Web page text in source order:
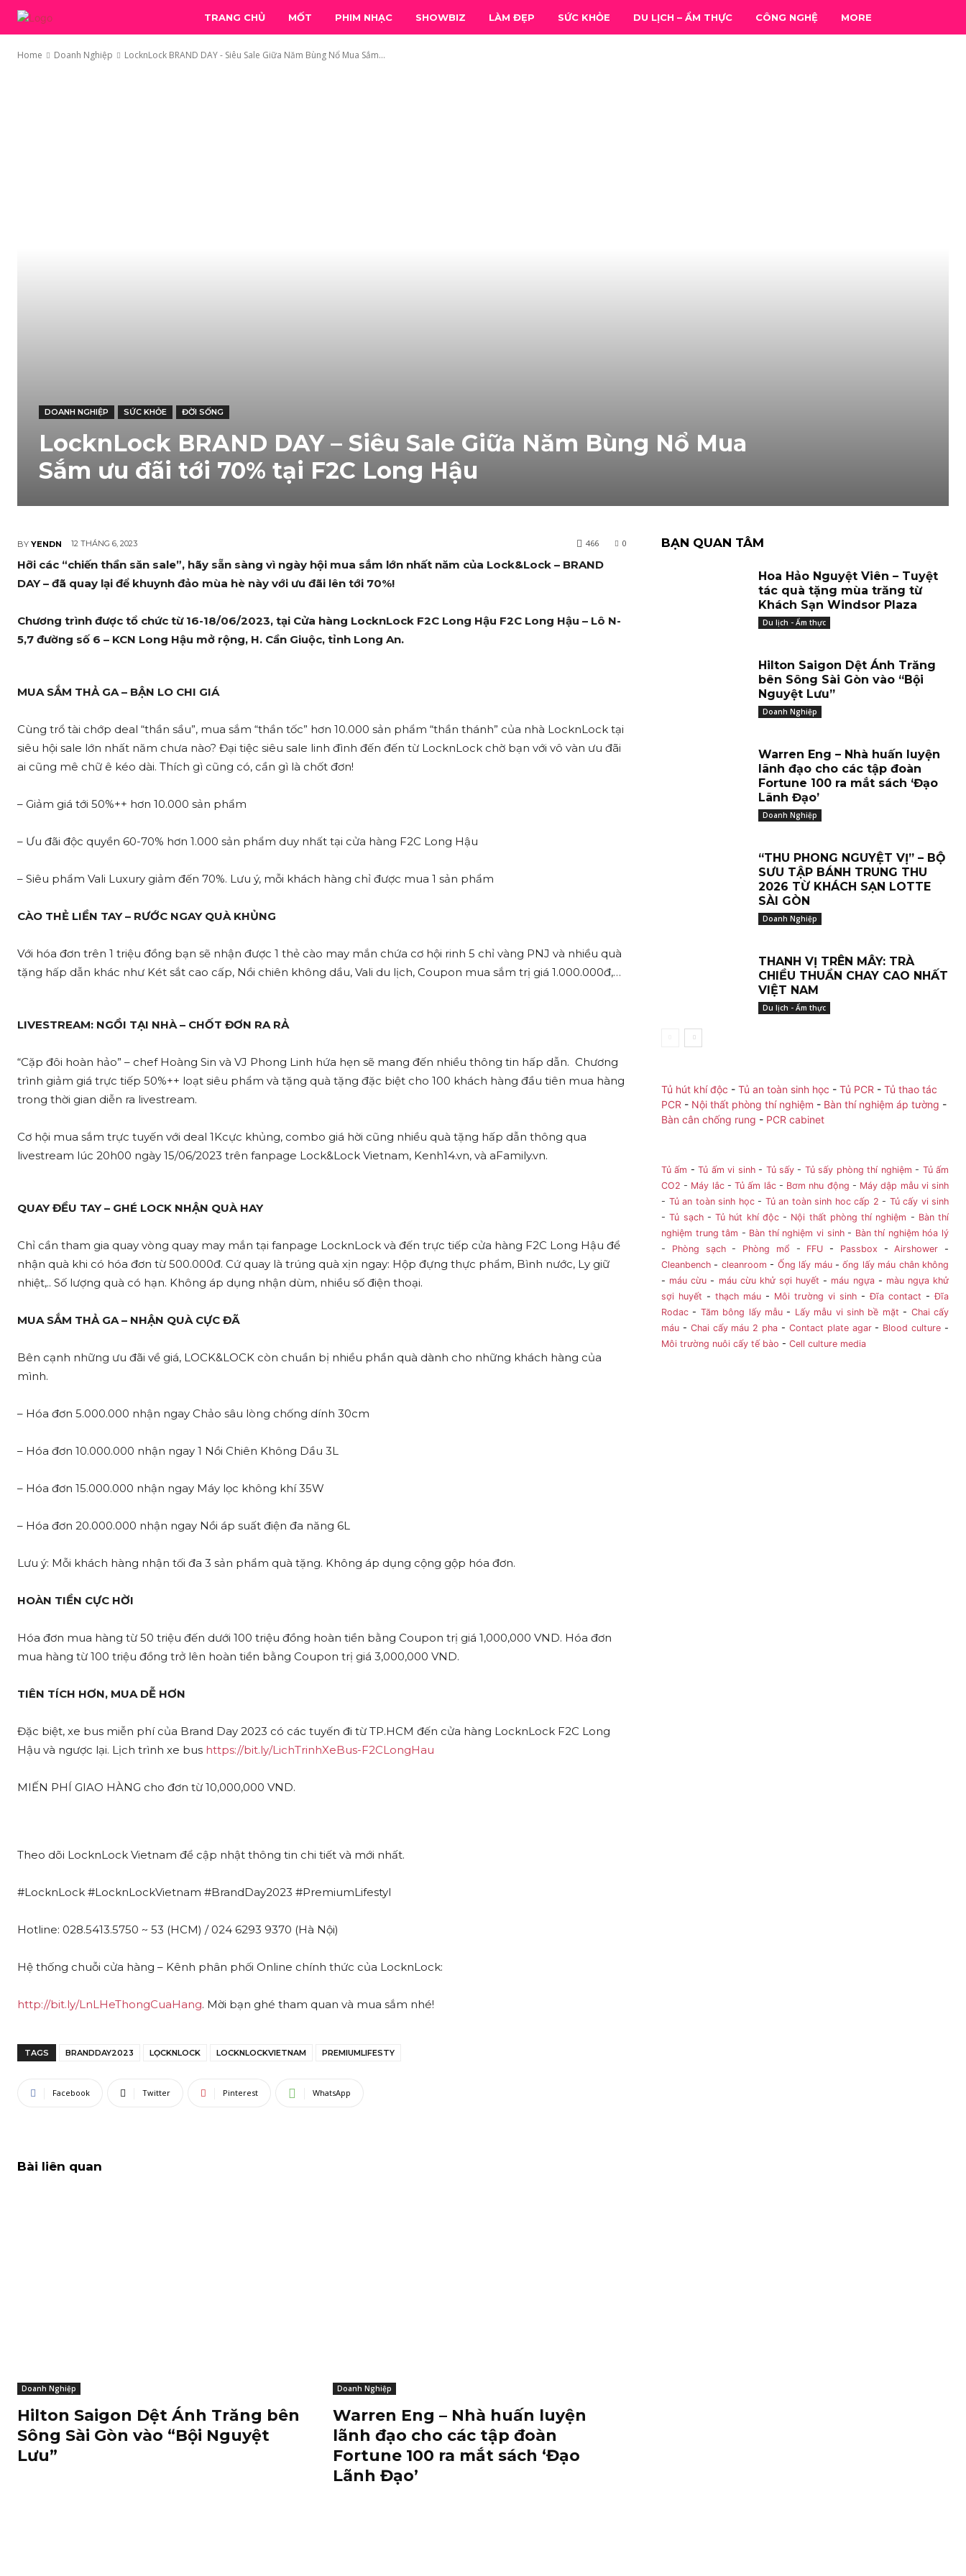
TRANG CHỦ MỐT PHIM NHẠC SHOWBIZ LÀM ĐẸP SỨC KHỎE DU LỊCH – ẨM THỰC CÔNG NGHỆ MORE
Home Doanh Nghiệp LocknLock BRAND DAY - Siêu Sale Giữa Năm Bùng Nổ Mua Sắm...
DOANH NGHIỆP SỨC KHỎE ĐỜI SỐNG
LocknLock BRAND DAY – Siêu Sale Giữa Năm Bùng Nổ Mua
Sắm ưu đãi tới 70% tại F2C Long Hậu
BY YENDN 12 THÁNG 6, 2023 0
466
Hỡi các “chiến thần săn sale”, hãy sẵn sàng vì ngày hội mua sắm lớn nhất năm của Lock&Lock – BRAND
DAY – đã quay lại để khuynh đảo mùa hè này với ưu đãi lên tới 70%!
Chương trình được tổ chức từ 16-18/06/2023, tại Cửa hàng LocknLock F2C Long Hậu F2C Long Hậu – Lô N-
5,7 đường số 6 – KCN Long Hậu mở rộng, H. Cần Giuộc, tỉnh Long An.
MUA SẮM THẢ GA – BẬN LO CHI GIÁ
Cùng trổ tài chớp deal “thần sầu”, mua sắm “thần tốc” hơn 10.000 sản phẩm “thần thánh” của nhà LocknLock tại
siêu hội sale lớn nhất năm chưa nào? Đại tiệc siêu sale linh đình đến đến từ LocknLock chờ bạn với vô vàn ưu đãi
ai cũng mê chữ ê kéo dài. Thích gì cũng có, cần gì là chốt đơn!
– Giảm giá tới 50%++ hơn 10.000 sản phẩm
– Ưu đãi độc quyền 60-70% hơn 1.000 sản phẩm duy nhất tại cửa hàng F2C Long Hậu
– Siêu phẩm Vali Luxury giảm đến 70%. Lưu ý, mỗi khách hàng chỉ được mua 1 sản phẩm
CÀO THẺ LIỀN TAY – RƯỚC NGAY QUÀ KHỦNG
Với hóa đơn trên 1 triệu đồng bạn sẽ nhận được 1 thẻ cào may mắn chứa cơ hội rinh 5 chỉ vàng PNJ và nhiều quà
tặng hấp dẫn khác như Két sắt cao cấp, Nồi chiên không dầu, Vali du lịch, Coupon mua sắm trị giá 1.000.000đ,…
LIVESTREAM: NGỒI TẠI NHÀ – CHỐT ĐƠN RA RẢ
“Cặp đôi hoàn hảo” – chef Hoàng Sin và VJ Phong Linh hứa hẹn sẽ mang đến nhiều thông tin hấp dẫn. Chương
trình giảm giá trực tiếp 50%++ loạt siêu phẩm và tặng quà tặng đặc biệt cho 100 khách hàng đầu tiên mua hàng
trong thời gian diễn ra livestream.
Cơ hội mua sắm trực tuyến với deal 1Kcực khủng, combo giá hời cũng nhiều quà tặng hấp dẫn thông qua
livestream lúc 20h00 ngày 15/06/2023 trên fanpage Lock&Lock Vietnam, Kenh14.vn, và aFamily.vn.
QUAY ĐỀU TAY – GHÉ LOCK NHẬN QUÀ HAY
Chỉ cần tham gia quay vòng quay may mắn tại fanpage LocknLock và đến trực tiếp cửa hàng F2C Long Hậu để
nhận quà khi có hóa đơn từ 500.000đ. Cứ quay là trúng quà xịn ngay: Hộp đựng thực phẩm, Bình nước, Ly giữ
nhiệt,.. Số lượng quà có hạn. Không áp dụng nhận dùm, nhiều số điện thoại.
MUA SẮM THẢ GA – NHẬN QUÀ CỰC ĐÃ
Bên cạnh những ưu đãi về giá, LOCK&LOCK còn chuần bị nhiều phần quà dành cho những khách hàng của
mình.
– Hóa đơn 5.000.000 nhận ngay Chảo sâu lòng chống dính 30cm
– Hóa đơn 10.000.000 nhận ngay 1 Nồi Chiên Không Dầu 3L
– Hóa đơn 15.000.000 nhận ngay Máy lọc không khí 35W
– Hóa đơn 20.000.000 nhận ngay Nồi áp suất điện đa năng 6L
Lưu ý: Mỗi khách hàng nhận tối đa 3 sản phẩm quà tặng. Không áp dụng cộng gộp hóa đơn.
HOÀN TIỀN CỰC HỜI
Hóa đơn mua hàng từ 50 triệu đến dưới 100 triệu đồng hoàn tiền bằng Coupon trị giá 1,000,000 VND. Hóa đơn
mua hàng từ 100 triệu đồng trở lên hoàn tiền bằng Coupon trị giá 3,000,000 VND.
TIÊN TÍCH HƠN, MUA DỄ HƠN
Đặc biệt, xe bus miễn phí của Brand Day 2023 có các tuyến đi từ TP.HCM đến cửa hàng LocknLock F2C Long
Hậu và ngược lại. Lịch trình xe bus https://bit.ly/LichTrinhXeBus-F2CLongHau
MIẾN PHÍ GIAO HÀNG cho đơn từ 10,000,000 VND.
Theo dõi LocknLock Vietnam để cập nhật thông tin chi tiết và mới nhất.
#LocknLock #LocknLockVietnam #BrandDay2023 #PremiumLifestyl
Hotline: 028.5413.5750 ~ 53 (HCM) / 024 6293 9370 (Hà Nội)
Hệ thống chuỗi cửa hàng – Kênh phân phối Online chính thức của LocknLock:
http://bit.ly/LnLHeThongCuaHang. Mời bạn ghé tham quan và mua sắm nhé!
TAGS BRANDDAY2023 LỌCKNLOCK LOCKNLOCKVIETNAM PREMIUMLIFESTY
Facebook Twitter Pinterest WhatsApp
Bài liên quan
Doanh Nghiệp
Hilton Saigon Dệt Ánh Trăng bên
Sông Sài Gòn vào “Bội Nguyệt
Lưu”
Doanh Nghiệp
Warren Eng – Nhà huấn luyện
lãnh đạo cho các tập đoàn
Fortune 100 ra mắt sách ‘Đạo
Lãnh Đạo’
BẠN QUAN TÂM
Hoa Hảo Nguyệt Viên – Tuyệt
tác quà tặng mùa trăng từ
Khách Sạn Windsor Plaza
Du lịch - Ẩm thực
Hilton Saigon Dệt Ánh Trăng
bên Sông Sài Gòn vào “Bội
Nguyệt Lưu”
Doanh Nghiệp
Warren Eng – Nhà huấn luyện
lãnh đạo cho các tập đoàn
Fortune 100 ra mắt sách ‘Đạo
Lãnh Đạo’
Doanh Nghiệp
“THU PHONG NGUYỆT VỊ” – BỘ
SƯU TẬP BÁNH TRUNG THU
2026 TỪ KHÁCH SẠN LOTTE
SÀI GÒN
Doanh Nghiệp
THANH VỊ TRÊN MÂY: TRÀ
CHIỀU THUẦN CHAY CAO NHẤT
VIỆT NAM
Du lịch - Ẩm thực
Tủ hút khí độc - Tủ an toàn sinh học - Tủ PCR - Tủ thao tác
PCR - Nội thất phòng thí nghiệm - Bàn thí nghiệm áp tường -
Bàn cân chống rung - PCR cabinet
Tủ ấm -Tủ ấm vi sinh- Tủ sấy - Tủ sấy phòng thí nghiệm - Tủ ấm
CO2 - Máy lắc-Tủ ấm lắc- Bơm nhu động - Máy dập mẫu vi sinh
- Tủ an toàn sinh học- Tủ an toàn sinh hoc cấp 2 - Tủ cấy vi sinh
-Tủ sạch- Tủ hút khí độc- Nội thất phòng thí nghiệm - Bàn thí
nghiệm trung tâm - Bàn thí nghiệm vi sinh- Bàn thí nghiệm hóa lý
- Phòng sạch- Phòng mổ - FFU - Passbox -Airshower -
Cleanbench - cleanroom - Ống lấy máu-ống lấy máu chân không
- máu cừu - máu cừu khử sợi huyết - máu ngựa- màu ngựa khử
sợi huyết - thạch máu - Môi trường vi sinh -Đĩa contact -Đĩa
Rodac - Tăm bông lấy mẫu - Lấy mẫu vi sinh bề mặt - Chai cấy
máu - Chai cấy máu 2 pha - Contact plate agar- Blood culture -
Môi trường nuôi cấy tế bào - Cell culture media